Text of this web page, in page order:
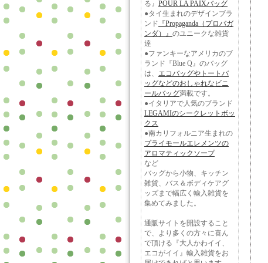
る』 POUR LA PAIXバッグ
●タイ生まれのデザインブラ
ンド 『Propaganda（プロバガ
ンダ）』 のユニークな雑貨
達
●ファンキーなアメリカのブ
ランド『Blue Q』のバッグ
は、 エコバッグやトートバ
ッグなどのおしゃれなビニ
ールバッグ満載です。
●イタリアで人気のブランド
LEGAMIのシークレットボッ
クス
●南カリフォルニア生まれの
プライモールエレメンツの
アロマティックソープ
など
バッグから小物、キッチン
雑貨、バス＆ボディケアグ
ッズまで幅広く輸入雑貨を
集めてみました。
通販サイトを開設すること
で、より多くの方々に喜ん
で頂ける『大人かわイイ、
エコがイイ』輸入雑貨をお